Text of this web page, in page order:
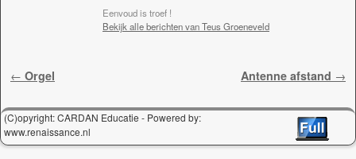
Eenvoud is troef !
Bekijk alle berichten van Teus Groeneveld
Berichtnavigatie
← Orgel Antenne afstand →
(C)opyright: CARDAN Educatie - Powered by:
www.renaissance.nl